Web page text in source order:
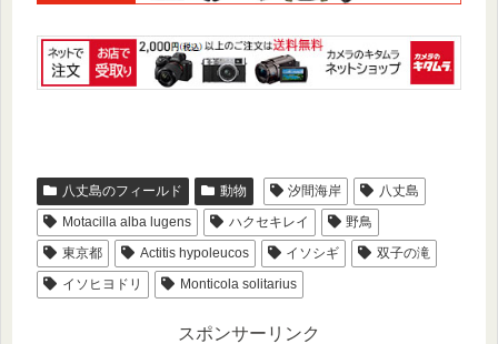
八丈島のフィールド 動物 汐間海岸
八丈島
Motacilla alba lugens
ハクセキレイ
野鳥
東京都
Actitis hypoleucos イソシギ
双子の滝
イソヒヨドリ
Monticola solitarius
スポンサーリンク